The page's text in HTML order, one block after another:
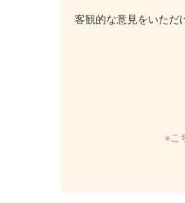
客観的な意見をいただ
※こ